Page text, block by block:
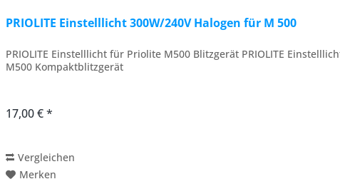
PRIOLITE Einstelllicht 300W/240V Halogen für M 500
PRIOLITE Einstelllicht für Priolite M500 Blitzgerät PRIOLITE
M500 Kompaktblitzgerät
17,00 € *
Vergleichen
Merken